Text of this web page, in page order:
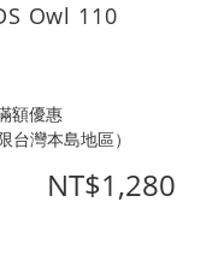
Owl 110
額優惠
灣本島地區）
NT$1,280